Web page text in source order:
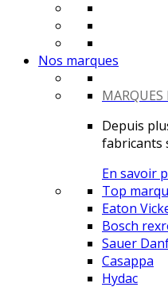
Nos marques
MARQUES
Depuis
fabricants
En savoir
Top
Eaton
Bosch
Sauer
Casappa
Hydac